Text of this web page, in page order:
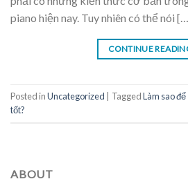
piano hiện nay. Tuy nhiên có thể nói
CONTINUE
Posted inUncategorized TaggedLàm sao
tốt?
ABOUT